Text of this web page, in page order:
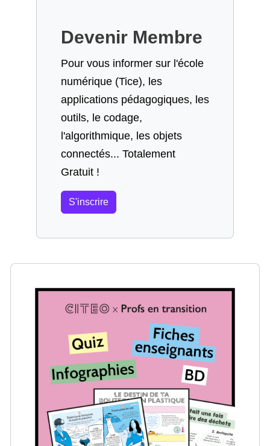
Devenir Membre
Pour vous informer sur l'école
numérique (Tice), les
applications pédagogiques, les
outils, le codage,
l'algorithmique, les objets
connectés... Totalement
Gratuit !
S'inscrire